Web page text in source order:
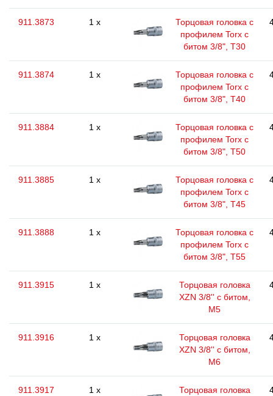
911.3873 1 x
Торцовая головка с
профилем Torx с
битом 3/8", T30
911.3874 1 x
Торцовая головка с
профилем Torx с
битом 3/8", T40
911.3884 1 x
Торцовая головка с
профилем Torx с
битом 3/8", T50
911.3885 1 x
Торцовая головка с
профилем Torx с
битом 3/8", T45
911.3888 1 x
Торцовая головка с
профилем Torx с
битом 3/8", T55
911.3915 1 x
Торцовая головка
XZN 3/8'' с битом,
M5
911.3916 1 x
Торцовая головка
XZN 3/8'' с битом,
M6
911.3917 1 x
Торцовая головка